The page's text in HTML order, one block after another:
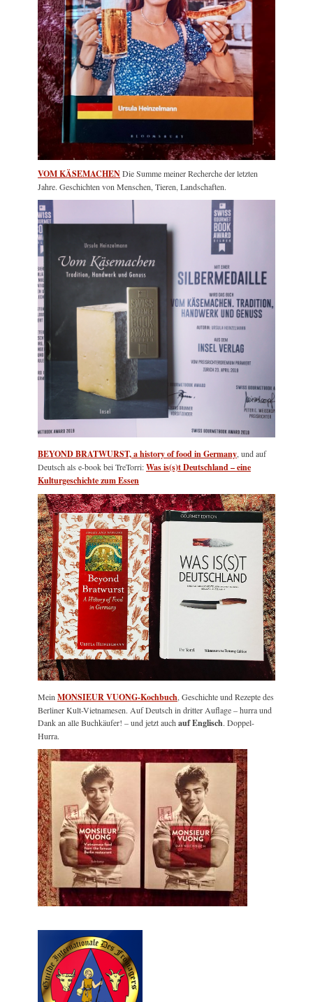
VOM KÄSEMACHENDie Summe meiner Recherche der letzten
Jahre. Geschichten von Menschen, Tieren, Landschaften.
BEYOND BRATWURST, a history of food in Germany, und auf
Deutsch als e-book bei TreTorri:Was is(s)t Deutschland – eine
Kulturgeschichte zum Essen
MeinMONSIEUR VUONG-Kochbuch, Geschichte und Rezepte des
Berliner Kult-Vietnamesen. Auf Deutsch in dritter Auflage – hurra und
Dank an alle Buchkäufer! – und jetzt auchauf Englisch. Doppel-
Hurra.